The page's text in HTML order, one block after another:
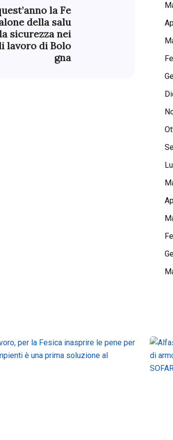
la Fe
della salu
sicurezza nei
lavoro di Bolo
gna